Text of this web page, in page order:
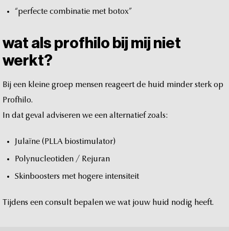
“perfecte combinatie met botox”
wat als profhilo bij mij niet
werkt?
Bij een kleine groep mensen reageert de huid minder sterk op
Profhilo.
In dat geval adviseren we een alternatief zoals:
Julaïne (PLLA biostimulator)
Polynucleotiden / Rejuran
Skinboosters met hogere intensiteit
Tijdens een consult bepalen we wat jouw huid nodig heeft.